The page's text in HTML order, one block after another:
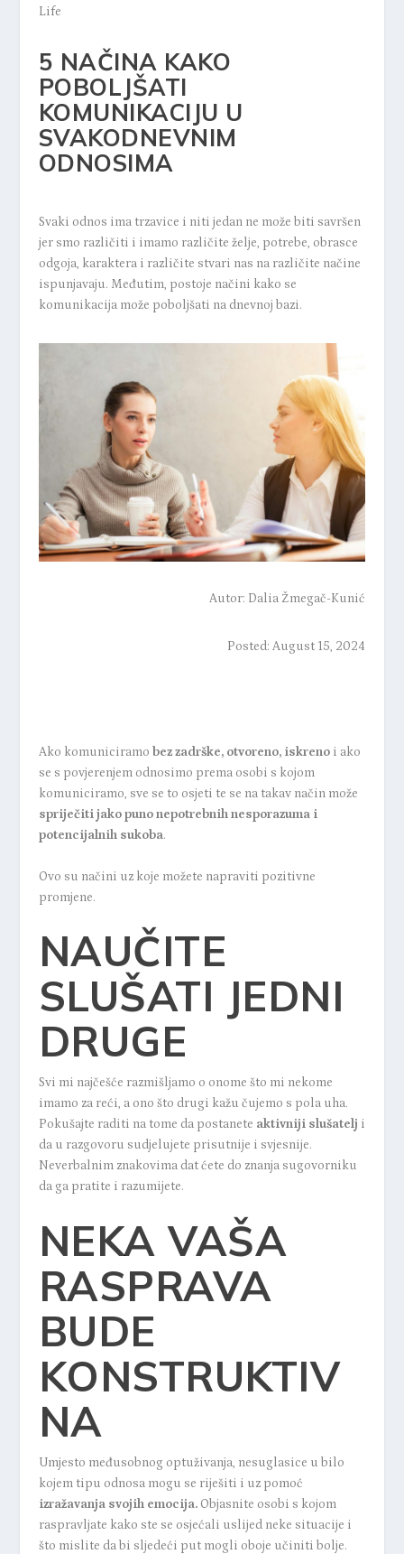
Life
5 NAČINA KAKO
POBOLJŠATI
KOMUNIKACIJU U
SVAKODNEVNIM
ODNOSIMA
Svaki odnos ima trzavice i niti jedan ne može biti savršen
jer smo različiti i imamo različite želje, potrebe, obrasce
odgoja, karaktera i različite stvari nas na različite načine
ispunjavaju. Međutim, postoje načini kako se
komunikacija može poboljšati na dnevnoj bazi.
Autor: Dalia Žmegač-Kunić
Posted: August 15, 2024
Ako komuniciramo bez zadrške, otvoreno, iskrenoi ako
se s povjerenjem odnosimo prema osobi s kojom
komuniciramo, sve se to osjeti te se na takav način može
spriječiti jako puno nepotrebnih nesporazuma i
potencijalnih sukoba.
Ovo su načini uz koje možete napraviti pozitivne
promjene.
NAUČITE
SLUŠATI JEDNI
DRUGE
Svi mi najčešće razmišljamo o onome što mi nekome
imamo za reći, a ono što drugi kažu čujemo s pola uha.
Pokušajte raditi na tome da postanete aktivniji slušatelj i
da u razgovoru sudjelujete prisutnije i svjesnije.
Neverbalnim znakovima dat ćete do znanja sugovorniku
da ga pratite i razumijete.
NEKA VAŠA
RASPRAVA
BUDE
KONSTRUKTIV
NA
Umjesto međusobnog optuživanja, nesuglasice u bilo
kojem tipu odnosa mogu se riješiti i uz pomoć
izražavanja svojih emocija.Objasnite osobi s kojom
raspravljate kako ste se osjećali uslijed neke situacije i
što mislite da bi sljedeći put mogli oboje učiniti bolje.